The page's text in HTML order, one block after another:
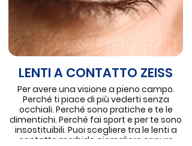
LENTI A CONTATTO ZEISS
Per avere una visione a pieno campo.
Perché ti piace di più vederti senza
occhiali. Perché sono pratiche e te le
dimentichi. Perché fai sport e per te sono
insostituibili. Puoi scegliere tra le lenti a
contatto morbide giornaliere oppure